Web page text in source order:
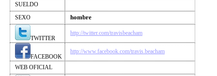
SUELDO
SEXO
hombre
TWITTER
http://twitter.com/travisbeacham
FACEBOOK
http://www.facebook.com/travis.beacham
WEB OFICIAL